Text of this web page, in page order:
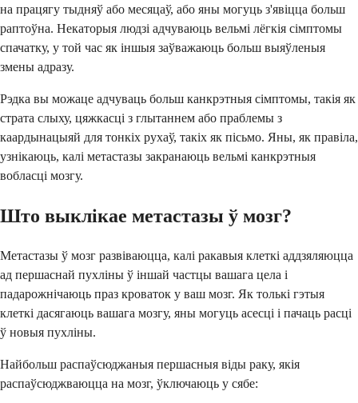
на працягу тыдняў або месяцаў, або яны могуць з'явіцца больш
раптоўна. Некаторыя людзі адчуваюць вельмі лёгкія сімптомы
спачатку, у той час як іншыя заўважаюць больш выяўленыя
змены адразу.
Рэдка вы можаце адчуваць больш канкрэтныя сімптомы, такія як
страта слыху, цяжкасці з глытаннем або праблемы з
каардынацыяй для тонкіх рухаў, такіх як пісьмо. Яны, як правіла,
узнікаюць, калі метастазы закранаюць вельмі канкрэтныя
вобласці мозгу.
Што выклікае метастазы ў мозг?
Метастазы ў мозг развіваюцца, калі ракавыя клеткі аддзяляюцца
ад першаснай пухліны ў іншай частцы вашага цела і
падарожнічаюць праз кроваток у ваш мозг. Як толькі гэтыя
клеткі дасягаюць вашага мозгу, яны могуць асесці і пачаць расці
ў новыя пухліны.
Найбольш распаўсюджаныя першасныя віды раку, якія
распаўсюджваюцца на мозг, ўключаюць у сябе: